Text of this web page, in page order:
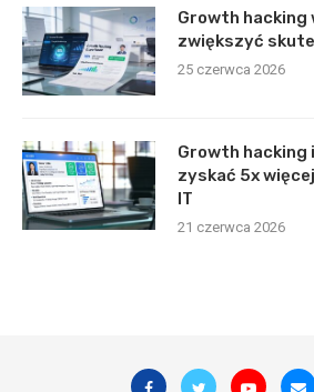
Growth hacking
zwiększyć
25 czerwca 2026
Growth hacking
zyskać 5x
IT
21 czerwca 2026